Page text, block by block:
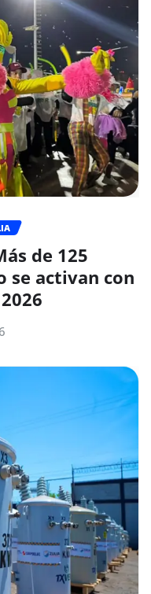
de 125
se activan con